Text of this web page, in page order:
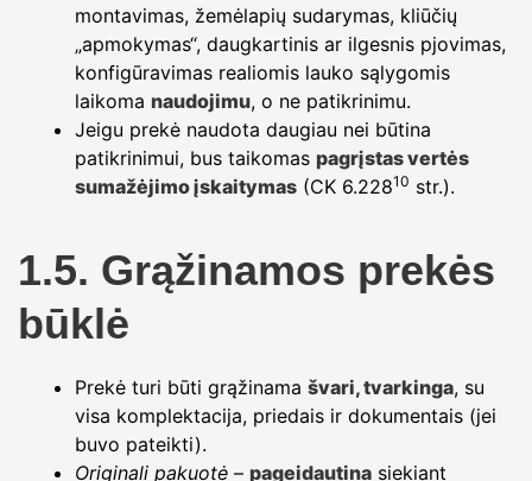
montavimas, žemėlapių sudarymas, kliūčių
„apmokymas“, daugkartinis ar ilgesnis pjovimas,
konfigūravimas realiomis lauko sąlygomis
laikoma naudojimu, o ne patikrinimu.
Jeigu prekė naudota daugiau nei būtina
patikrinimui, bus taikomas pagrįstas vertės
sumažėjimo įskaitymas (CK 6.22810 str.).
1.5. Grąžinamos prekės
būklė
Prekė turi būti grąžinama švari, tvarkinga, su
visa komplektacija, priedais ir dokumentais (jei
buvo pateikti).
Originali pakuotė – pageidautina siekiant